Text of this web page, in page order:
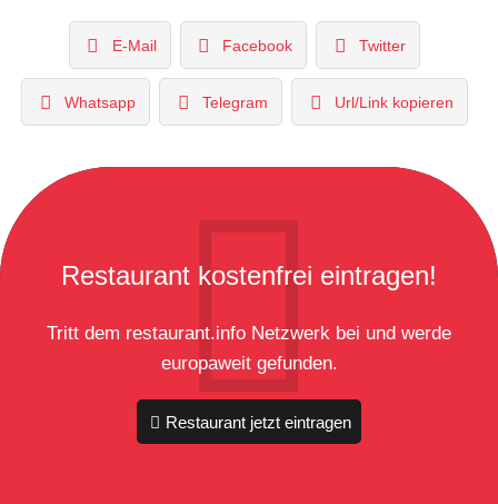
E-Mail Facebook Twitter
Whatsapp Telegram Url/Link kopieren
Restaurant kostenfrei eintragen!
Tritt dem restaurant.info Netzwerk bei und werde
europaweit gefunden.
Restaurant jetzt eintragen